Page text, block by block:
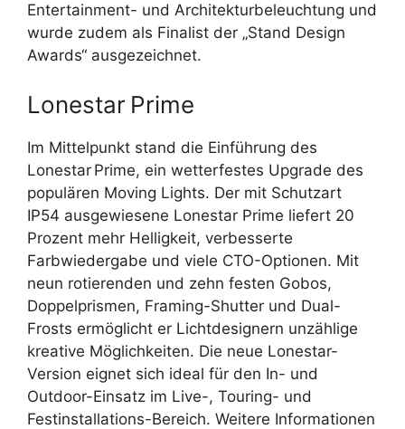
Entertainment- und Architekturbeleuchtung und
wurde zudem als Finalist der „Stand Design
Awards“ ausgezeichnet.
Lonestar Prime
Im Mittelpunkt stand die Einführung des
Lonestar Prime, ein wetterfestes Upgrade des
populären Moving Lights. Der mit Schutzart
IP54 ausgewiesene Lonestar Prime liefert 20
Prozent mehr Helligkeit, verbesserte
Farbwiedergabe und viele CTO-Optionen. Mit
neun rotierenden und zehn festen Gobos,
Doppelprismen, Framing-Shutter und Dual-
Frosts ermöglicht er Lichtdesignern unzählige
kreative Möglichkeiten. Die neue Lonestar-
Version eignet sich ideal für den In- und
Outdoor-Einsatz im Live-, Touring- und
Festinstallations-Bereich. Weitere Informationen